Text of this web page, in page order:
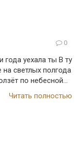
0
уехала ты В ту
на светлых полгода
по небесной…
Читать полностью